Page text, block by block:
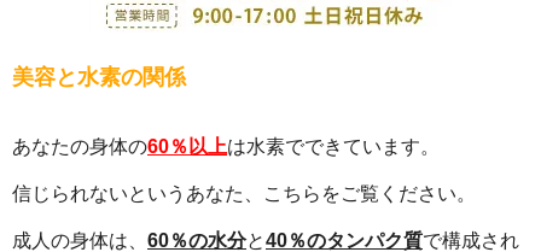
美容と水素の関係
あなたの身体の60％以上は水素でできています。
信じられないというあなた、こちらをご覧ください。
成人の身体は、 60％の水分と40％のタンパク質で構成され